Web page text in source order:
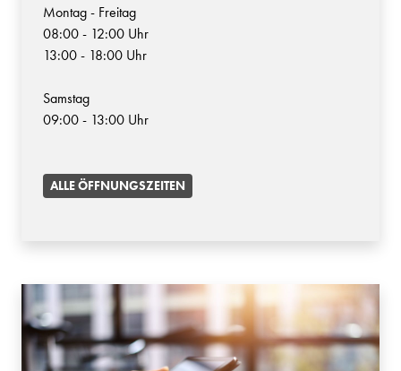
Montag - Freitag
08:00 - 12:00 Uhr
13:00 - 18:00 Uhr
Samstag
09:00 - 13:00 Uhr
ALLE ÖFFNUNGSZEITEN